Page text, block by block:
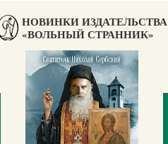
НОВИНКИ ИЗДАТЕЛЬСТВА
«ВОЛЬНЫЙ СТРАННИК»